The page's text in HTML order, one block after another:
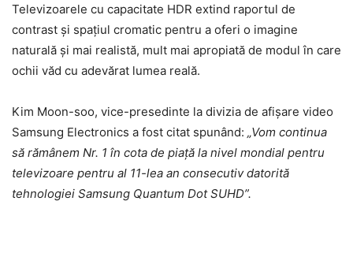
Televizoarele cu capacitate HDR extind raportul de
contrast şi spaţiul cromatic pentru a oferi o imagine
naturală şi mai realistă, mult mai apropiată de modul în care
ochii văd cu adevărat lumea reală.
Kim Moon-soo, vice-presedinte la divizia de afișare video
Samsung Electronics a fost citat spunând: „Vom continua
să rămânem Nr. 1 în cota de piață la nivel mondial pentru
televizoare pentru al 11-lea an consecutiv datorită
tehnologiei Samsung Quantum Dot SUHD”.